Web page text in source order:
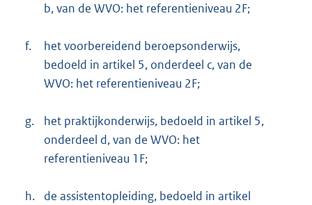
b, van de WVO: het referentieniveau 2F;
f.
het voorbereidend beroepsonderwijs,
bedoeld in artikel 5, onderdeel c, van de
WVO: het referentieniveau 2F;
g.
het praktijkonderwijs, bedoeld in artikel 5,
onderdeel d, van de WVO: het
referentieniveau 1F;
h.
de assistentopleiding, bedoeld in artikel